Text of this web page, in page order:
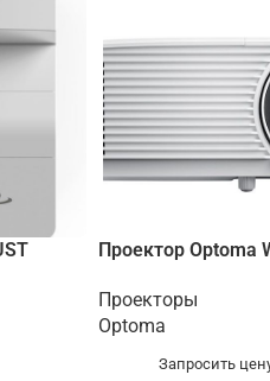
Проектор Optoma
Проекторы
Optoma
Запросить